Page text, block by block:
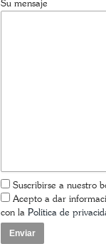
Su mensaje
Suscribirse a nuestro
Acepto a dar
con la Política de